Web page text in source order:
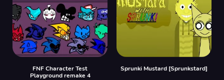
FNF Character Test
Playground remake 4
Sprunki Mustard [Sprunkstard]